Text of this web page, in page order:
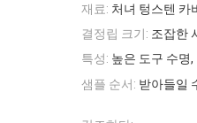
재료: 처녀 텅스텐 카
결정립 크기: 조잡한
특성: 높은 도구 수명
샘플 순서: 받아들일